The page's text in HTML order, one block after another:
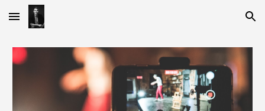
Skip to main content Skip to navigation